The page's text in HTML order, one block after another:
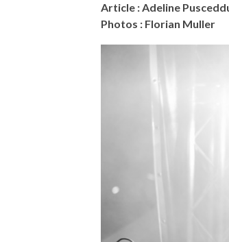
Article : Adeline
Photos : Florian Muller